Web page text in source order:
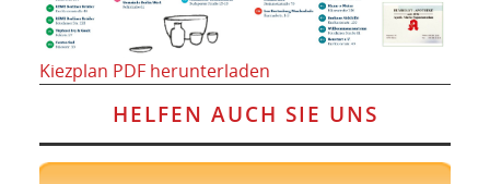
Kiezplan PDF herunterladen
HELFEN AUCH SIE UNS